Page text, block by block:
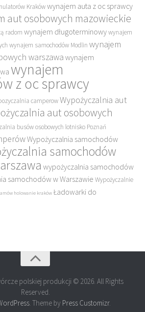
Krakówwynajem auta z oc sprawcy
aut osobowych mazowieckie
radom wynajem długoterminowywynajem
wynajem samochodów Modlin wynajem
warszawa wynajem
wynajem
z oc sprawcy
camperowWypożyczalnia aut
aut osobowych
busów osobowych lotnisko Poznań
Wypożyczalnia samochodów
samochodów
wypożyczalnia samochodów
samochodów w Warszawie Wypożyczalnie
holowanie kraków Ładowarki do
polskiej produkcji © 2026. All Rights
Reserved.
. Theme by Press Customizr.